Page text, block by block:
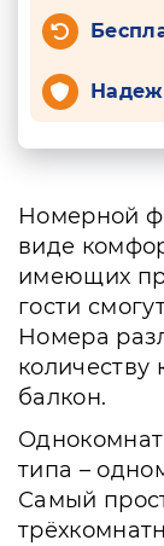
Номерной
виде
имеющих
гости
Номера
количеству
балкон.
типа –
Самый